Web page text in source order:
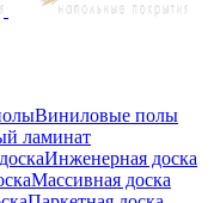
Виниловые полы
ламинат
Инженерная доска
Массивная доска